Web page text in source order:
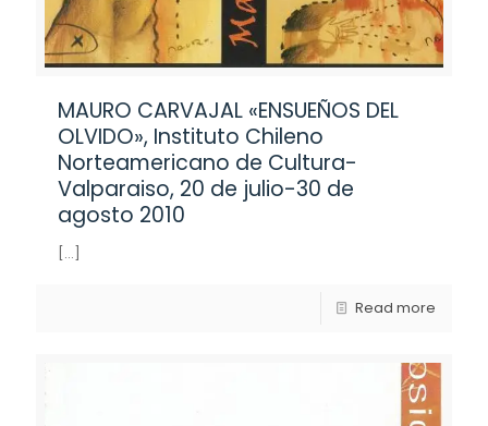
MAURO CARVAJAL «ENSUEÑOS DEL
OLVIDO», Instituto Chileno
Norteamericano de Cultura-
Valparaiso, 20 de julio-30 de
agosto 2010
[…]
Read more